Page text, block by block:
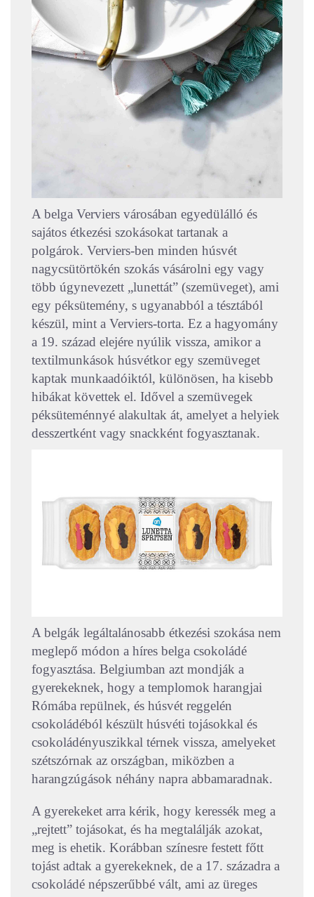
A belga Verviers városában egyedülálló és
sajátos étkezési szokásokat tartanak a
polgárok. Verviers-ben minden húsvét
nagycsütörtökén szokás vásárolni egy vagy
több úgynevezett „lunettát” (szemüveget), ami
egy péksütemény, s ugyanabból a tésztából
készül, mint a Verviers-torta. Ez a hagyomány
a 19. század elejére nyúlik vissza, amikor a
textilmunkások húsvétkor egy szemüveget
kaptak munkaadóiktól, különösen, ha kisebb
hibákat követtek el. Idővel a szemüvegek
péksüteménnyé alakultak át, amelyet a helyiek
desszertként vagy snackként fogyasztanak.
A belgák legáltalánosabb étkezési szokása nem
meglepő módon a híres belga csokoládé
fogyasztása. Belgiumban azt mondják a
gyerekeknek, hogy a templomok harangjai
Rómába repülnek, és húsvét reggelén
csokoládéból készült húsvéti tojásokkal és
csokoládényuszikkal térnek vissza, amelyeket
szétszórnak az országban, miközben a
harangzúgások néhány napra abbamaradnak.
A gyerekeket arra kérik, hogy keressék meg a
„rejtett” tojásokat, és ha megtalálják azokat,
meg is ehetik. Korábban színesre festett főtt
tojást adtak a gyerekeknek, de a 17. századra a
csokoládé népszerűbbé vált, ami az üreges